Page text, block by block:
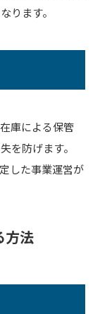
ります。
庫による保管
を防げます。
した事業運営が
方法